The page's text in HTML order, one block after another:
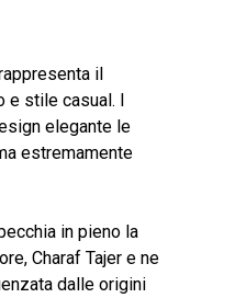
il
e stile casual. I
elegante le
estremamente
in pieno la
Charaf Tajer e ne
dalle origini